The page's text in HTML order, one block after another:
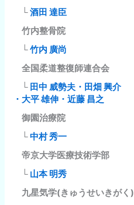
└酒田 達臣
竹内整骨院
└竹内 廣尚
全国柔道整復師連合会
└ 田中 威勢夫・田畑 興介
・大平 雄伸・近藤 昌之
御園治療院
└中村 秀一
帝京大学医療技術学部
└ 山本 明秀
九星気学(きゅうせいきがく)